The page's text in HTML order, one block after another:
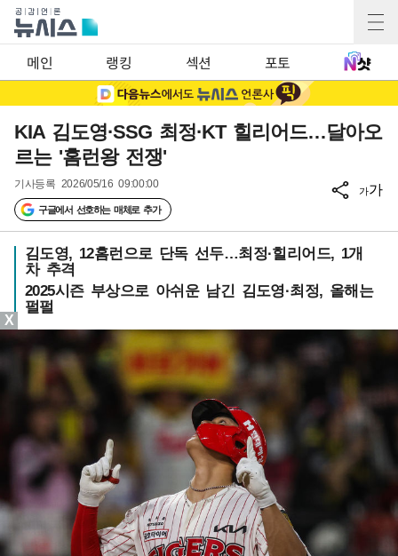
메인 랭킹 섹션 포토
KIA 김도영·SSG 최정·KT 힐리어드…달아오
르는 '홈런왕 전쟁'
기사등록 2026/05/16 09:00:00
구글에서 선호하는 매체로 추가
가가
김도영, 12홈런으로 단독 선두…최정·힐리어드, 1개
차 추격
2025시즌 부상으로 아쉬운 남긴 김도영·최정, 올해는
펄펄
X